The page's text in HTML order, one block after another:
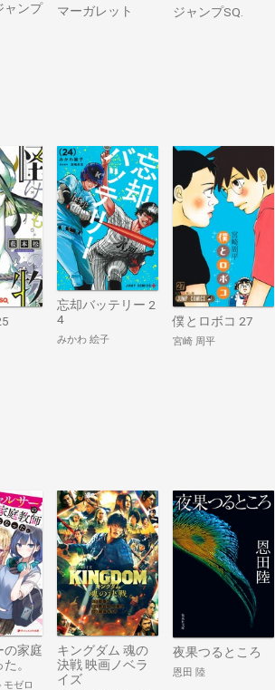
ャンプ マーガレット ジャンプSQ.
忘却バッテリー 2
4
みかわ 絵子
僕とロボコ 27
宮崎 周平
の家庭
。
モゼロ
キングダム 魂の
決戦 映画ノベラ
イズ
夜果つるところ
恩田 陸